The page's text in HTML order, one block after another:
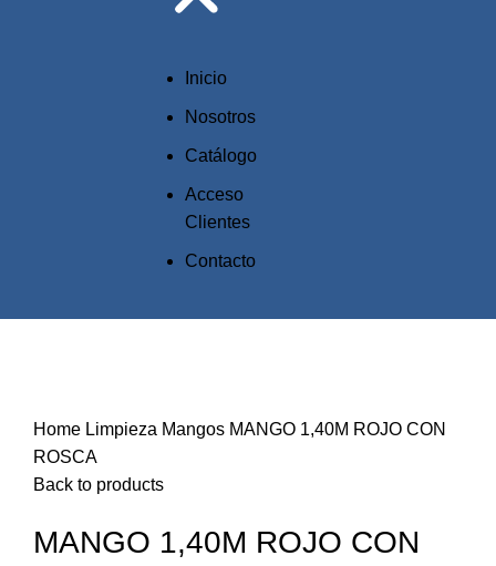
Inicio
Nosotros
Catálogo
Acceso
Clientes
Contacto
Home Limpieza Mangos MANGO 1,40M ROJO CON
ROSCA
Back to products
MANGO 1,40M ROJO CON